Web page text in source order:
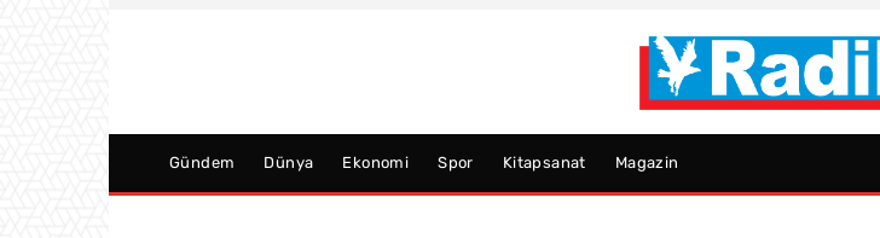
Gündem Dünya Ekonomi Spor Kitapsanat Magazin